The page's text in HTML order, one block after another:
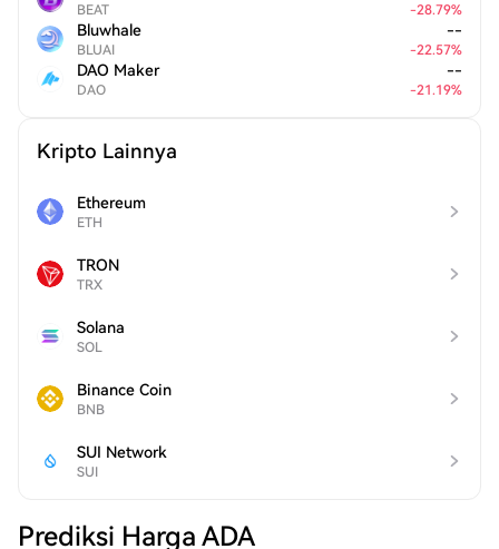
BEAT -28.79%
Bluwhale
BLUAI
--
-22.57%
DAO Maker
DAO
--
-21.19%
Kripto Lainnya
Ethereum
ETH
TRON
TRX
Solana
SOL
Binance Coin
BNB
SUI Network
SUI
Prediksi Harga ADA